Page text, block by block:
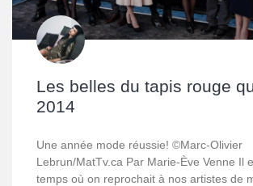
Les belles du tapis rouge
2014
Une année mode réussie! ©Marc-Olivier
Lebrun/MatTv.ca Par Marie-Ève Venne Il
temps où on reprochait à nos artistes de